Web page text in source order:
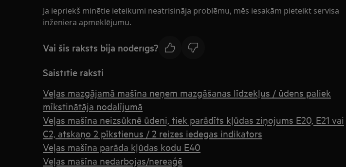
Ja iepriekš minētie ieteikumi neatrisināja problēmu, mēs iesakām pieteikt servisa
inženiera apmeklējumu.
Vai šis raksts bija noderīgs?
Saistītie raksti
Veļas mazgājamā mašīna neņem mazgāšanas līdzekļus / ūdens paliek
mīkstinātāja nodalījumā
Veļas mašīna neizsūknē ūdeni, tiek parādīts kļūdas ziņojums E20, E21 vai
C2, atskaņo 2 pīkstienus / 2 reizes iedegas indikators
Veļas mašīna parāda kļūdas kodu E40
Veļas mašīna nedarbojas/nereaģē